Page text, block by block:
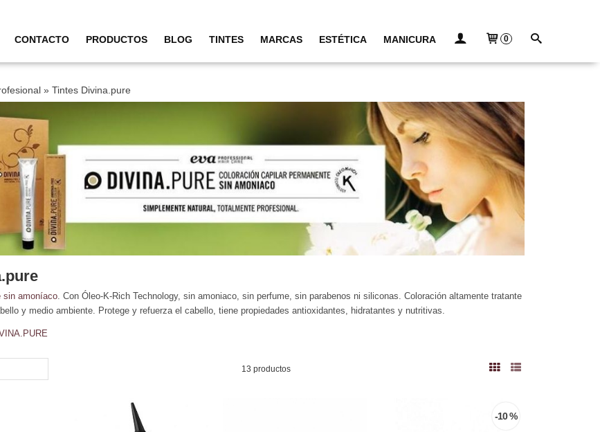
CONTACTO PRODUCTOS BLOG TINTES MARCAS ESTÉTICA MANICURA 0
» Tintes Divina.pure
sin amoníaco. Con Óleo-K-Rich Technology, sin amoniaco, sin perfume, sin parabenos ni siliconas. Coloración altamente tratante
y medio ambiente. Protege y refuerza el cabello, tiene propiedades antioxidantes, hidratantes y nutritivas.
13 productos
-10 %